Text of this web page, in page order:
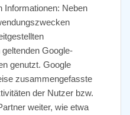
Informationen: Neben
Google-
genutzt. Google
zusammengefasste
der Nutzer bzw.
weiter, wie etwa